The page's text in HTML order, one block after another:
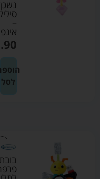
נשכן
–
לסל
בובת